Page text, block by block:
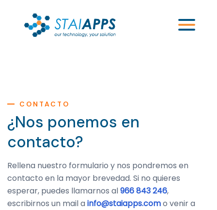
CONTACTO
¿Nos ponemos en
contacto?
Rellena nuestro formulario y nos pondremos en
contacto en la mayor brevedad. Si no quieres
esperar, puedes llamarnos al966 843 246,
escribirnos un mail ainfo@staiapps.como venir a